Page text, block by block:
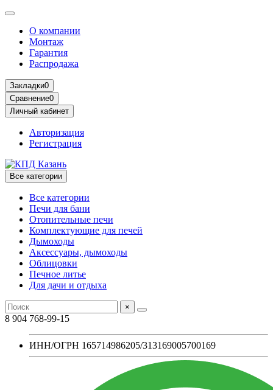
О компании
Монтаж
Гарантия
Распродажа
Закладки0
Сравнение0
Личный кабинет
Авторизация
Регистрация
Все категории
Все категории
Печи для бани
Отопительные печи
Комплектующие для печей
Дымоходы
Аксессуары, дымоходы
Облицовки
Печное литье
Для дачи и отдыха
×
8 904 768-99-15
ИНН/ОГРН 165714986205/313169005700169